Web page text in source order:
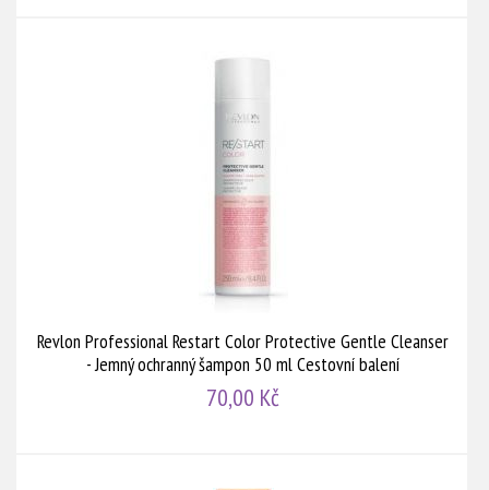
Revlon Professional Restart Color Protective Gentle Cleanser
- Jemný ochranný šampon 50 ml Cestovní balení
70,00 Kč